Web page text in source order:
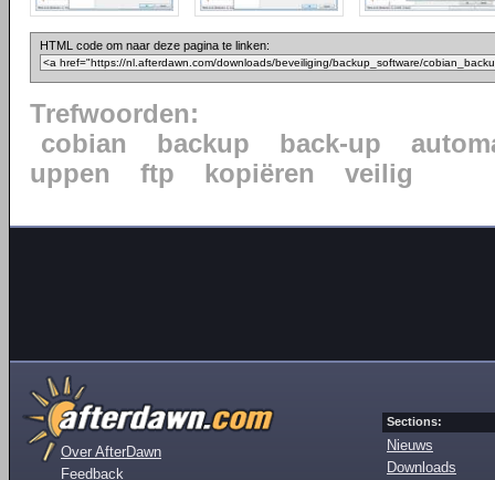
HTML code om naar deze pagina te linken:
Trefwoorden:
cobian
backup back-up
uppen
ftp kopiëren veilig
Over AfterDawn
Feedback
Sections:
Nieuws
Downloads